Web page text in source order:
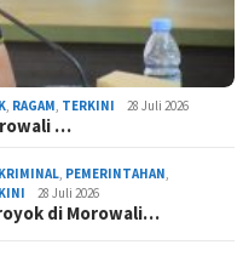
, RAGAM, TERKINI 28 Juli 2026
…
KRIMINAL, PEMERINTAHAN,
28 Juli 2026
di Morowali…